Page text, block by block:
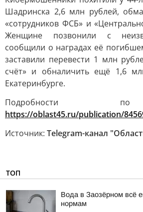
Шадринска 2,6 млн рублей,
«сотрудников ФСБ» и
Женщине позвонили с
сообщили о наградах её
заставили перевести 1 млн
счёт» и обналичить ещё 1,6
Екатеринбурге.
Подробности
https://oblast45.ru/publication/
Источник: Telegram-канал
ТОП
Вода в Заозёрном всё
нормам